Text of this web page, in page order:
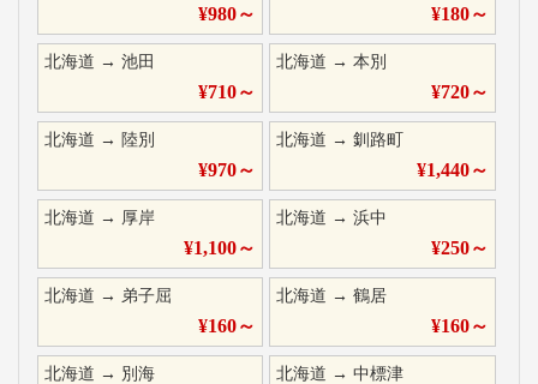
¥980～ ¥180～
北海道 → 池田
¥710～
北海道 →本別
¥720～
北海道 → 陸別
¥970～
北海道 →釧路町
¥1,440～
北海道 → 厚岸
¥1,100～
北海道 →浜中
¥250～
北海道 → 弟子屈
¥160～
北海道 →鶴居
¥160～
北海道 → 別海 北海道 →中標津